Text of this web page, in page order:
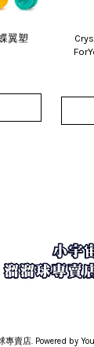
翼塑
賣店. Powered by